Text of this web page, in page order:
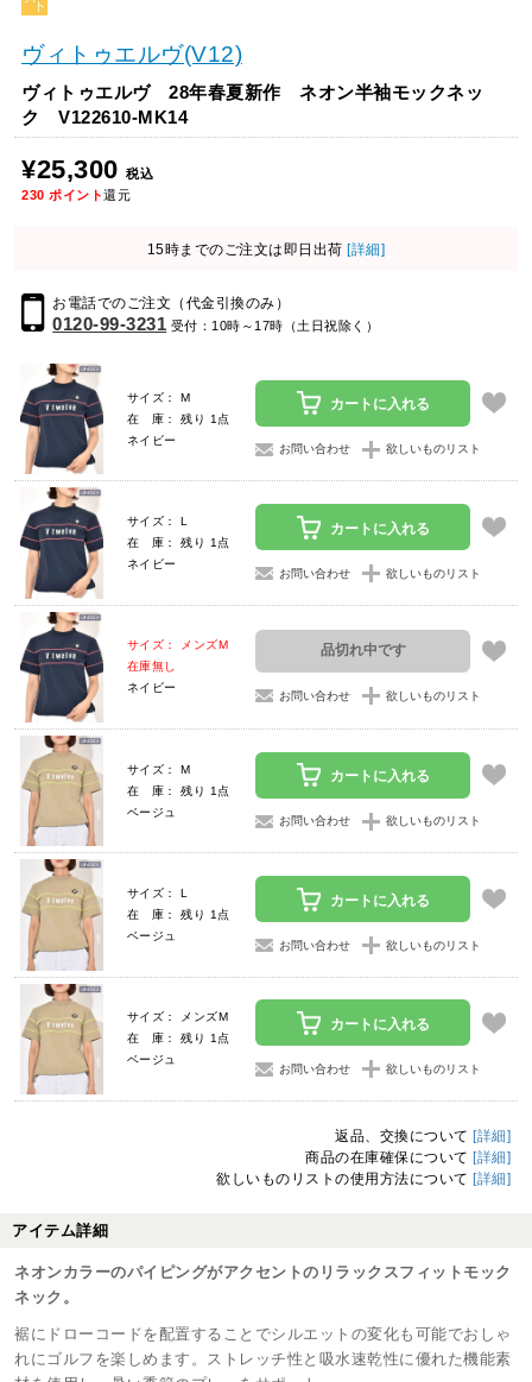
ヴィトゥエルヴ(V12)
ヴィトゥエルヴ 28年春夏新作 ネオン半袖モックネッ
ク V122610-MK14
¥25,300 税込
230 ポイント還元
15時までのご注文は即日出荷 [詳細]
お電話でのご注文（代金引換のみ）
0120-99-3231 受付：10時～17時（土日祝除く）
サイズ： M
在 庫： 残り 1点
ネイビー
カートに入れる
お問い合わせ 欲しいものリスト
サイズ： L
在 庫： 残り 1点
ネイビー
カートに入れる
お問い合わせ 欲しいものリスト
サイズ： メンズM
在庫無し
ネイビー
品切れ中です
お問い合わせ 欲しいものリスト
サイズ： M
在 庫： 残り 1点
ベージュ
カートに入れる
お問い合わせ 欲しいものリスト
サイズ： L
在 庫： 残り 1点
ベージュ
カートに入れる
お問い合わせ 欲しいものリスト
サイズ： メンズM
在 庫： 残り 1点
ベージュ
カートに入れる
お問い合わせ 欲しいものリスト
返品、交換について [詳細]
商品の在庫確保について [詳細]
欲しいものリストの使用方法について [詳細]
アイテム詳細
ネオンカラーのパイピングがアクセントのリラックスフィットモック
ネック。
裾にドローコードを配置することでシルエットの変化も可能でおしゃ
れにゴルフを楽しめます。ストレッチ性と吸水速乾性に優れた機能素